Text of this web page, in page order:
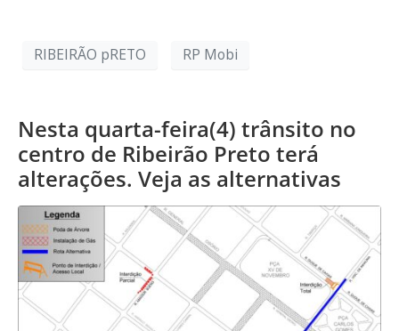
RIBEIRÃO pRETO RP Mobi
Nesta quarta-feira(4) trânsito no
centro de Ribeirão Preto terá
alterações. Veja as alternativas